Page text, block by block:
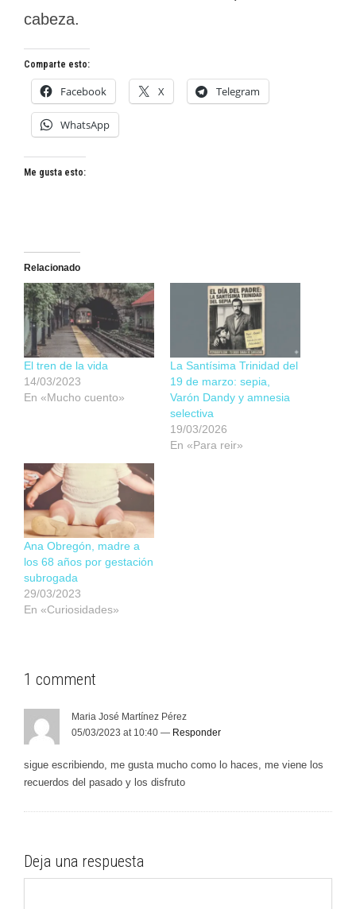
cabeza.
Comparte esto:
Facebook X Telegram
WhatsApp
Me gusta esto:
Relacionado
El tren de la vida
14/03/2023
En «Mucho cuento»
La Santísima Trinidad del
19 de marzo: sepia,
Varón Dandy y amnesia
selectiva
19/03/2026
En «Para reir»
Ana Obregón, madre a
los 68 años por gestación
subrogada
29/03/2023
En «Curiosidades»
1 comment
Maria José Martínez Pérez
05/03/2023 at 10:40 — Responder
sigue escribiendo, me gusta mucho como lo haces, me viene los
recuerdos del pasado y los disfruto
Deja una respuesta